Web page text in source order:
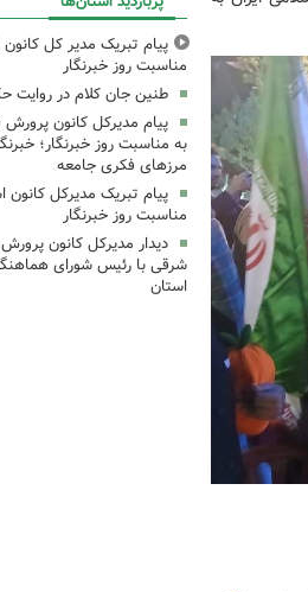
پیام تبریک مدیر کل کانون
مناسبت روز خبرنگار
طنین جان کلام در روایت
پیام مدیرکل کانون
به مناسبت روز خبرنگار؛
مرزهای فکری جامعه
پیام تبریک مدیرکل کانون
مناسبت روز خبرنگار
دیدار مدیرکل کانون
شرقی با رئیس شورای
استان